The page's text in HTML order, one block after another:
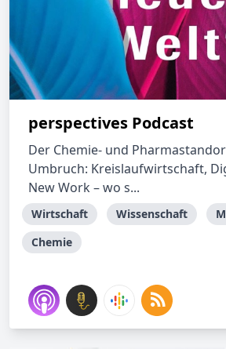
perspectives Podcast
Der Chemie- und
Umbruch: Kreislaufwirtschaft,
New Work – wo s...
Wirtschaft Wissenschaft
Chemie